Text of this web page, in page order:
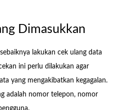
Dimasukkan
lakukan cek ulang data
ini perlu dilakukan agar
yang mengakibatkan kegagalan.
adalah nomor telepon, nomor